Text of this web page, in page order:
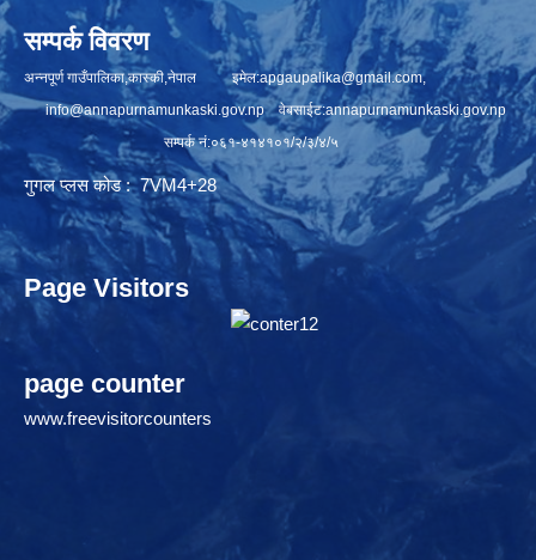
सम्पर्क विवरण
अन्नपूर्ण गाउँपालिका,कास्की,नेपाल इमेल:apgaupalika@gmail.com,
info@annapurnamunkaski.gov.npवेबसाईट:annapurnamunkaski.gov.np
सम्पर्क नं:०६१-४१४१०१/२/३/४/५
गुगल प्लस कोड : 7VM4+28
Page Visitors
page counter
www.freevisitorcounters